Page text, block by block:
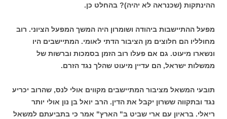
ההינתקות (שכנראה לא יהיה)? בהחלט כן.
מפעל ההתיישבות ביהודה ושומרון היה המשך המפעל הציוני. רוב
מחולליו הם חלוצים מן הציבור הדתי לאומי. המתיישבים היו
ונשארו מיעוט. גם אם פעלו רוב הזמן בסמכות וברשות של
ממשלות ישראל, הם עדיין מיעוט שהלך נגד הזרם.
תובעי המשאל מציבור המתיישבים מקווים אולי לנס, שהרוב יכריע
נגד ובתקווה ששרון יקבל את הדין. הרב יואל בן נון אולי יותר
ריאלי. בראיון עם ארי שביט ב" הארץ" אמר כי בתביעתם למשאל